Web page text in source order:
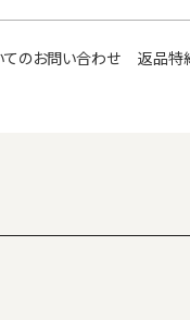
のお問い合わせ 返品特